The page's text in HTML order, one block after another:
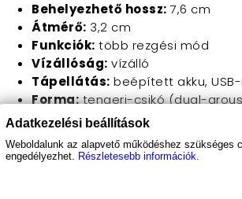
Behelyezhető hossz: 7,6 cm
Átmérő: 3,2 cm
Funkciók: több rezgési mód
Vízállóság: vízálló
Tápellátás: beépített akku,
Forma:tengeri-csikó (dual-
Szín:korall (Coral Throb)
Hogyan használd a Unihorn
Adatkezelési beállítások
Weboldalunk az alapvető működéshez
engedélyezhet. Részletesebb információk.